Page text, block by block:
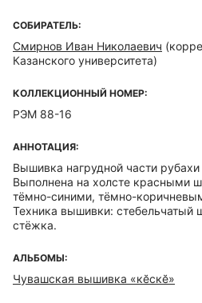
СОБИРАТЕЛЬ:
Смирнов Иван Николаевич
Казанского университета)
КОЛЛЕКЦИОННЫЙ НОМЕР:
РЭМ 88-16
АННОТАЦИЯ:
Вышивка нагрудной части
Выполнена на холсте красными
тёмно-синими, тёмно-
Техника вышивки: стебельчатый
стёжка.
АЛЬБОМЫ:
Чувашская вышивка «кӗскӗ»